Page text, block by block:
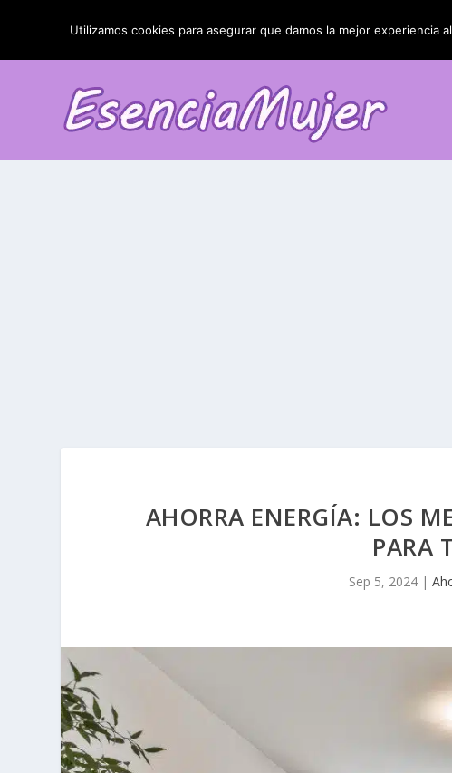
TENDENCIAS: La blefaroplastia y sus resultados
AHORRA ENERGÍA: LOS
PARA
Sep 5, 2024 |
Utilizamos cookies para asegurar que damos la mejor